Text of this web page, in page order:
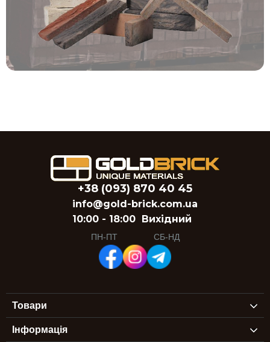
+38 (093) 870 40 45
info@gold-brick.com.ua
10:00 - 18:00
ПН-ПТ
Вихідний
СБ-НД
Товари
Інформація